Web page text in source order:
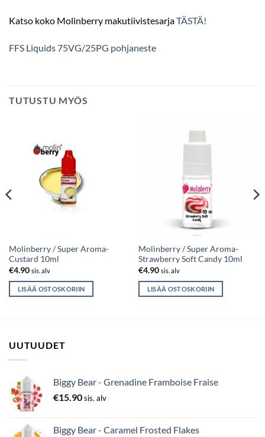
Katso koko Molinberry makutiivistesarjaTÄSTÄ!
FFS Liquids 75VG/25PG pohjaneste
TUTUSTU MYÖS
Molinberry / Super Aroma-
Custard 10ml
€4.90 sis. alv
LISÄÄ OSTOSKORIIN
Molinberry / Super Aroma-
Strawberry Soft Candy 10ml
€4.90 sis. alv
LISÄÄ OSTOSKORIIN
UUTUUDET
Biggy Bear - Grenadine Framboise Fraise
€15.90sis. alv
Biggy Bear - Caramel Frosted Flakes